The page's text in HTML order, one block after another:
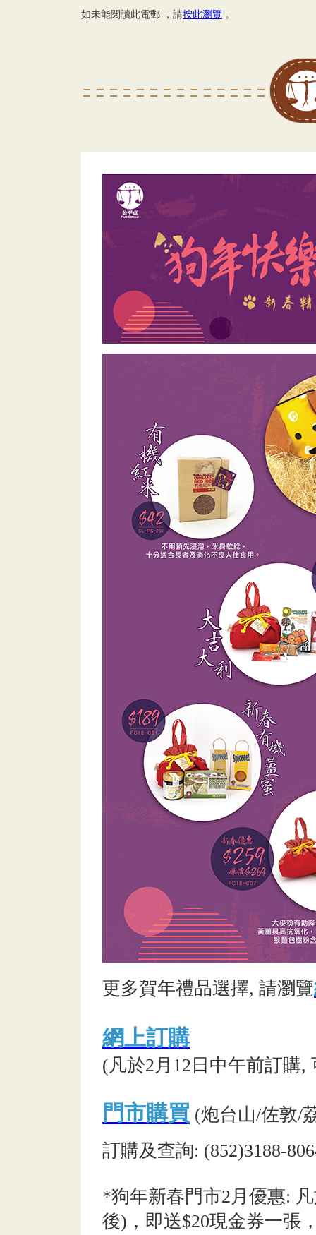
如未能閱讀此電郵 ，請按此瀏覽 。
更多賀年禮品選擇, 請瀏覽
網上訂購
(凡於2月12日中午前訂購,
門市購買 (炮台山/佐敦/
訂購及查詢: (852)3188-
*狗年新春門市2月優惠:
後)，即送$20現金券一張